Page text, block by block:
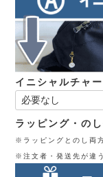
イニシャルチャ
ラッピング・のし
※ラッピングとのし両
※注文者・発送先が違